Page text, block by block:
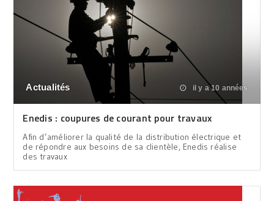
Actualités il y a 10 années
Enedis : coupures de courant pour travaux
Afin d’améliorer la qualité de la distribution électrique et
de répondre aux besoins de sa clientèle, Enedis réalise
des travaux